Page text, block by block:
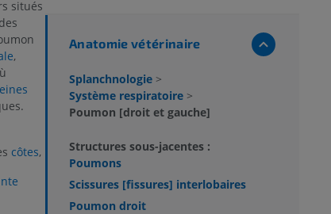
situés
,
côtes,
Anatomie vétérinaire
Splanchnologie >
Système respiratoire >
Poumon [droit et gauche]
Structures sous-jacentes :
Poumons
Scissures [fissures] interlobaires
Poumon droit